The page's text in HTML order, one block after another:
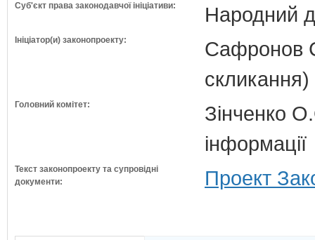
Суб'єкт права законодавчої ініціативи: Народний
Ініціатор(и) законопроекту:
Сафронов
скликання)
Головний комітет:
Зінченко
інформації
Текст законопроекту та супровідні
документи:
Проект